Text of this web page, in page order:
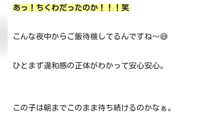
あっ！ちくわだったのか！！！笑
こんな夜中からご飯待機してるんですね～😅
ひとまず違和感の正体がわかって安心安心。
この子は朝までこのまま待ち続けるのかなぁ。